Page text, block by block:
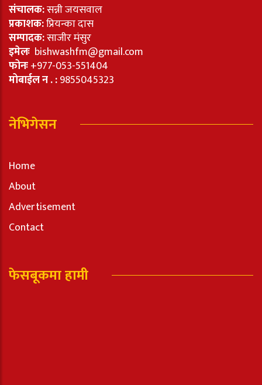
संचालक:सन्नी जयसवाल
प्रकाशक:प्रियन्का दास
सम्पादक:साजीर मंसुर
इमेलः bishwashfm@gmail.com
फोनः+977-053-551404
मोबाईल न . :9855045323
नेभिगेसन
Home
About
Advertisement
Contact
फेसबूकमा हामी